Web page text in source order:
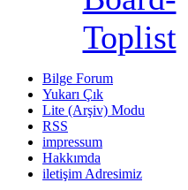
Bilge Forum
Yukarı Çık
Lite (Arşiv) Modu
RSS
impressum
Hakkımda
iletişim Adresimiz